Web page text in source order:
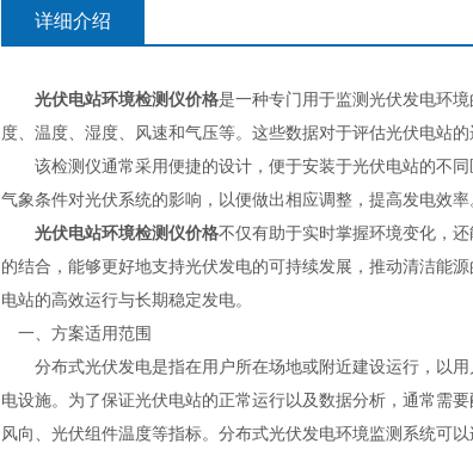
详细介绍
光伏电站环境检测仪价格是一种专门用于监测光伏发电环
度、温度、湿度、风速和气压等。这些数据对于评估光伏电站
该检测仪通常采用便捷的设计，便于安装于光伏电站的不同
气象条件对光伏系统的影响，以便做出相应调整，提高发电效率
光伏电站环境检测仪价格不仅有助于实时掌握环境变化，
的结合，能够更好地支持光伏发电的可持续发展，推动清洁能
电站的高效运行与长期稳定发电。
一、方案适用范围
分布式光伏发电是指在用户所在场地或附近建设运行，以用
电设施。为了保证光伏电站的正常运行以及数据分析，通常需
风向、光伏组件温度等指标。分布式光伏发电环境监测系统可